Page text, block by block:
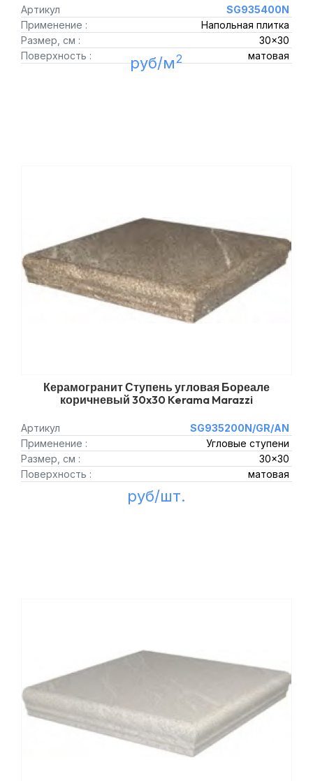
Артикул
SG935400N
Применение :
Напольная плитка
Размер, см :
30x30
Поверхность :
матовая
руб/м2
Керамогранит Ступень угловая Бореале
коричневый 30x30 Kerama Marazzi
Артикул
SG935200N/GR/AN
Применение :
Угловые ступени
Размер, см :
30x30
Поверхность :
матовая
руб/шт.